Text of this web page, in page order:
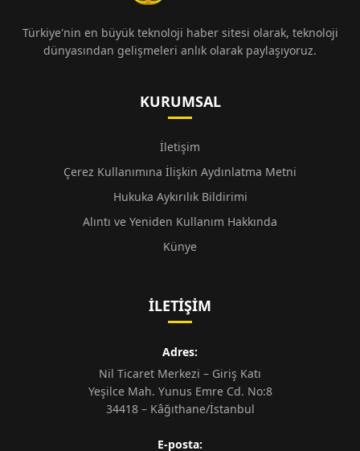
Türkiye'nin en büyük teknoloji haber sitesi olarak, teknoloji
dünyasından gelişmeleri anlık olarak paylaşıyoruz.
KURUMSAL
İletişim
Çerez Kullanımına İlişkin Aydınlatma Metni
Hukuka Aykırılık Bildirimi
Alıntı ve Yeniden Kullanım Hakkında
Künye
İLETIŞIM
Adres:
Nil Ticaret Merkezi – Giriş Katı
Yeşilce Mah. Yunus Emre Cd. No:8
34418 – Kâğıthane/İstanbul
E-posta: